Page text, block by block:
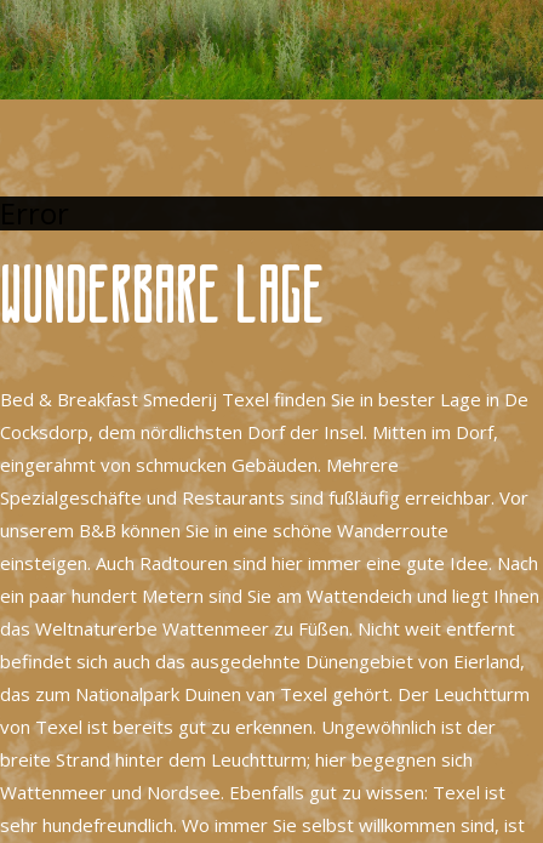
Wunderbare Lage
Bed & Breakfast Smederij Texel finden Sie in bester Lage in De
Cocksdorp, dem nördlichsten Dorf der Insel. Mitten im Dorf,
eingerahmt von schmucken Gebäuden. Mehrere
Spezialgeschäfte und Restaurants sind fußläufig erreichbar. Vor
unserem B&B können Sie in eine schöne Wanderroute
einsteigen. Auch Radtouren sind hier immer eine gute Idee. Nach
ein paar hundert Metern sind Sie am Wattendeich und liegt Ihnen
das Weltnaturerbe Wattenmeer zu Füßen. Nicht weit entfernt
befindet sich auch das ausgedehnte Dünengebiet von Eierland,
das zum Nationalpark Duinen van Texel gehört. Der Leuchtturm
von Texel ist bereits gut zu erkennen. Ungewöhnlich ist der
breite Strand hinter dem Leuchtturm; hier begegnen sich
Wattenmeer und Nordsee. Ebenfalls gut zu wissen: Texel ist
sehr hundefreundlich. Wo immer Sie selbst willkommen sind, ist